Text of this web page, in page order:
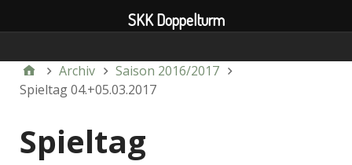
Archiv
Saison 2016/2017
Spieltag 04.+05.03.2017
Spieltag
SKK Doppelturm